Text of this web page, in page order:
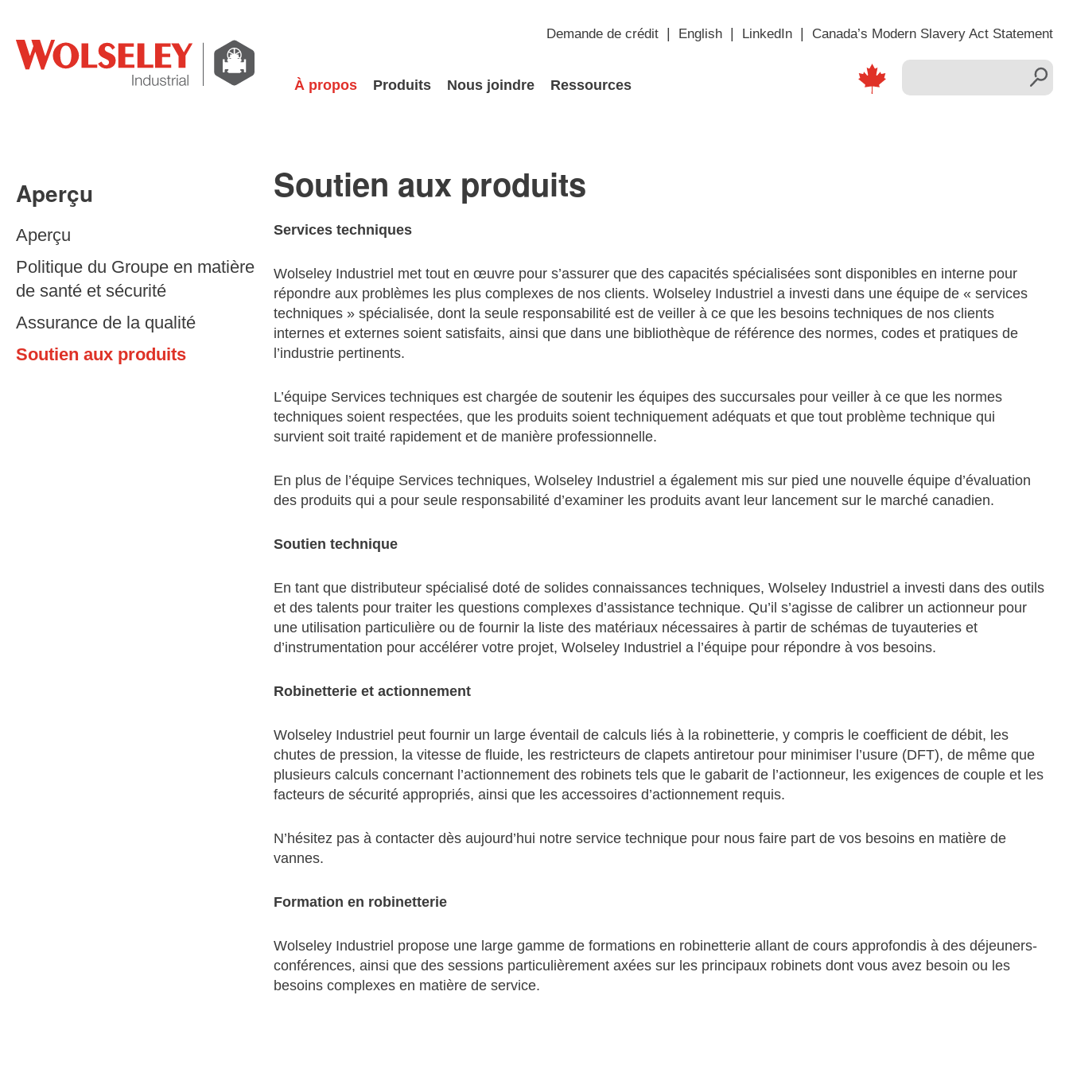
Demande de crédit English LinkedIn Canada’s Modern Slavery Act Statement
À propos Produits Nous joindre Ressources
Aperçu
Aperçu
Politique du Groupe en matière
de santé et sécurité
Assurance de la qualité
Soutien aux produits
Soutien aux produits
Services techniques
Wolseley Industriel met tout en œuvre pour s’assurer que des capacités spécialisées sont disponibles en interne pour
répondre aux problèmes les plus complexes de nos clients. Wolseley Industriel a investi dans une équipe de « services
techniques » spécialisée, dont la seule responsabilité est de veiller à ce que les besoins techniques de nos clients
internes et externes soient satisfaits, ainsi que dans une bibliothèque de référence des normes, codes et pratiques de
l’industrie pertinents.
L’équipe Services techniques est chargée de soutenir les équipes des succursales pour veiller à ce que les normes
techniques soient respectées, que les produits soient techniquement adéquats et que tout problème technique qui
survient soit traité rapidement et de manière professionnelle.
En plus de l’équipe Services techniques, Wolseley Industriel a également mis sur pied une nouvelle équipe d’évaluation
des produits qui a pour seule responsabilité d’examiner les produits avant leur lancement sur le marché canadien.
Soutien technique
En tant que distributeur spécialisé doté de solides connaissances techniques, Wolseley Industriel a investi dans des outils
et des talents pour traiter les questions complexes d’assistance technique. Qu’il s’agisse de calibrer un actionneur pour
une utilisation particulière ou de fournir la liste des matériaux nécessaires à partir de schémas de tuyauteries et
d’instrumentation pour accélérer votre projet, Wolseley Industriel a l’équipe pour répondre à vos besoins.
Robinetterie et actionnement
Wolseley Industriel peut fournir un large éventail de calculs liés à la robinetterie, y compris le coefficient de débit, les
chutes de pression, la vitesse de fluide, les restricteurs de clapets antiretour pour minimiser l’usure (DFT), de même que
plusieurs calculs concernant l’actionnement des robinets tels que le gabarit de l’actionneur, les exigences de couple et les
facteurs de sécurité appropriés, ainsi que les accessoires d’actionnement requis.
N’hésitez pas à contacter dès aujourd’hui notre service technique pour nous faire part de vos besoins en matière de
vannes.
Formation en robinetterie
Wolseley Industriel propose une large gamme de formations en robinetterie allant de cours approfondis à des déjeuners-
conférences, ainsi que des sessions particulièrement axées sur les principaux robinets dont vous avez besoin ou les
besoins complexes en matière de service.